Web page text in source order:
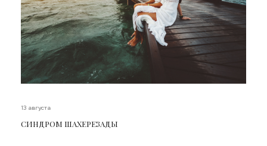
13 августа
СИНДРОМ ШАХЕРЕЗАДЫ